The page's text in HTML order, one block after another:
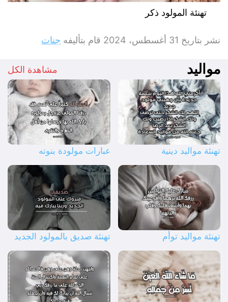
تهنئة المولود ذكر
نشر بتاريخ 31 أغسطس، 2024 قام بتأليفه جنات
مواليد مشاهدة الكل
تهنئة مواليد دينية عبارات مولودة بنوته
تهنئة مواليد توأم تهنئة صديق بالمولود الجديد